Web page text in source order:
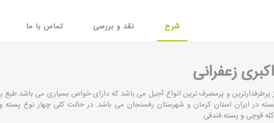
شرح نقد و بررسی تماس با ما
زعفرانی
پرطرفدارترین و پرمصرف ترین انواع آجیل می باشد که دارای خواص بسیاری می
پسته در ایران استان کرمان و شهرستان رفسنجان می باشد. در حالت کلی چهار نوع پسته
قوچی و پسته فندقی.